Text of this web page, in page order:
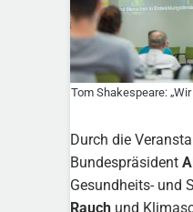
Tom Shakespeare:
Durch die
Bundespräsident
Gesundheits- und
Rauch und